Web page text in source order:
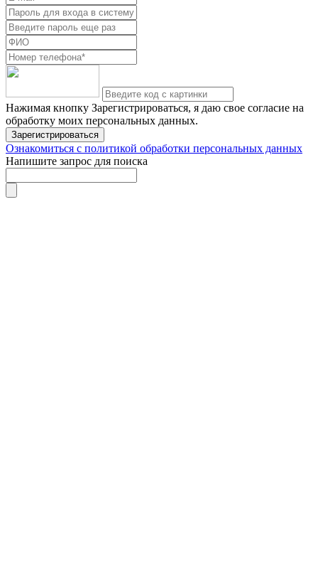
Нажимая кнопку Зарегистрироваться, я даю свое согласие на
обработку моих персональных данных.
Зарегистрироваться
Ознакомиться с политикой обработки персональных данных
Напишите запрос для поиска